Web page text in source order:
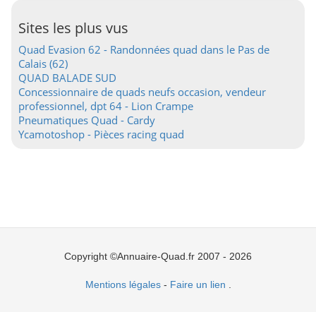
Sites les plus vus
Quad Evasion 62 - Randonnées quad dans le Pas de
Calais (62)
QUAD BALADE SUD
Concessionnaire de quads neufs occasion, vendeur
professionnel, dpt 64 - Lion Crampe
Pneumatiques Quad - Cardy
Ycamotoshop - Pièces racing quad
Copyright ©Annuaire-Quad.fr 2007 - 2026
Mentions légales- Faire un lien